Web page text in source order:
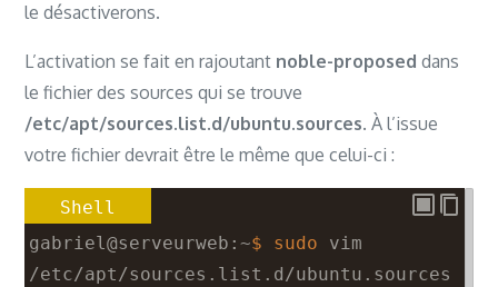
le désactiverons.
L’activation se fait en rajoutant noble-proposed dans
le fichier des sources qui se trouve
/etc/apt/sources.list.d/ubuntu.sources. À l’issue
votre fichier devrait être le même que celui-ci :
Shell
gabriel@serveurweb:~$ sudo
vim
/etc/apt/sources.list.d/ubuntu.sources